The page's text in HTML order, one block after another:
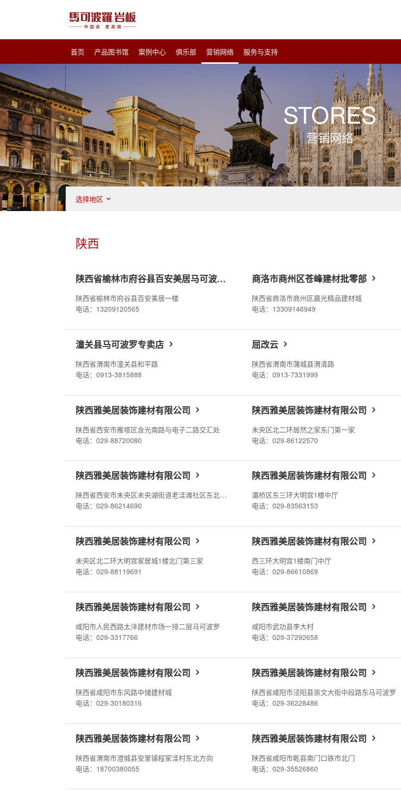
首页 产品图书馆 案例中心 俱乐部 营销网络 服务与支持
STORES
营销网络
选择地区
陕西
陕西省榆林市府谷县百安美居马可波罗
陕西省榆林市府谷县百安美居一楼
电话：13209120565
商洛市商州区苍峰建材批零部
陕西省商洛市商州区晨光精品建材城
电话：13309146949
潼关县马可波罗专卖店
陕西省渭南市潼关县和平路
电话：0913-3815888
屈改云
陕西省渭南市蒲城县渭清路
电话：0913-7331999
陕西雅美居装饰建材有限公司
陕西省西安市雁塔区含光南路与电子二路交汇处
电话：029-88720080
陕西雅美居装饰建材有限公司
未央区北二环居然之家东门第一家
电话：029-86122570
陕西雅美居装饰建材有限公司
陕西省西安市未央区未央湖街道老洼滩社区东北方向
电话：029-86214690
陕西雅美居装饰建材有限公司
灞桥区东三环大明宫1楼中厅
电话：029-83563153
陕西雅美居装饰建材有限公司
未央区北二环大明宫家居城1楼北门第三家
电话：029-88119691
陕西雅美居装饰建材有限公司
西三环大明宫1楼南门中厅
电话：029-86610869
陕西雅美居装饰建材有限公司
咸阳市人民西路太沣建材市场一排二层马可波罗
电话：029-3317766
陕西雅美居装饰建材有限公司
咸阳市武功县李大村
电话：029-37292658
陕西雅美居装饰建材有限公司
陕西省咸阳市东风路中储建材城
电话：029-30180316
陕西雅美居装饰建材有限公司
陕西省咸阳市泾阳县崇文大街中段路东马可波罗
电话：029-36228486
陕西雅美居装饰建材有限公司
陕西省渭南市澄城县安里镇程家洼村东北方向
电话：18700380055
陕西雅美居装饰建材有限公司
陕西省咸阳市乾县南门口铁市北门
电话：029-35526860